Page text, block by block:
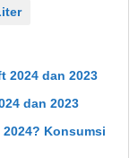
2024 dan 2023
dan 2023
Konsumsi